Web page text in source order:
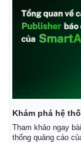
Khám phá hệ
Tham khảo ngay
thống quảng cáo